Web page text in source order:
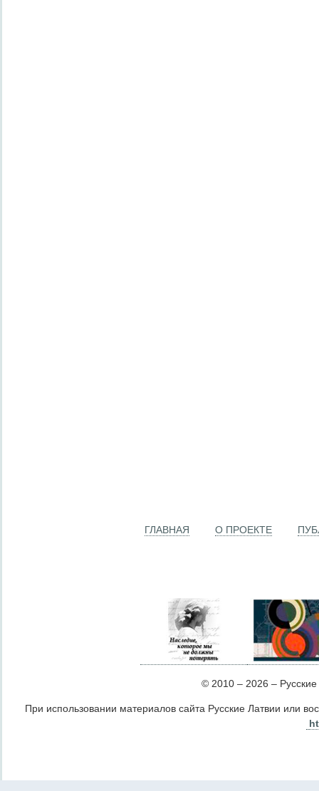
ГЛАВНАЯ О ПРОЕКТЕ
© 2010 – 2026 –
При использовании материалов сайта Русские Латвии или